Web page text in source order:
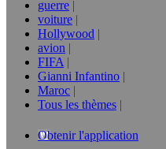
guerre
voiture
Hollywood
avion
FIFA
Gianni Infantino
Maroc
Tous les thèmes
Obtenir l'application